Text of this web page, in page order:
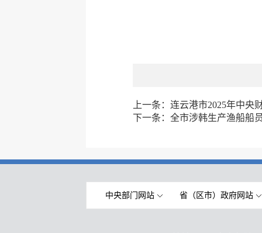
上一条： 连云港市2025年中央
下一条： 全市涉韩生产渔船船
中央部门网站 省（区市）政府网站